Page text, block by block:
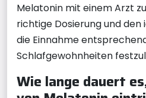
Melatonin mit einem Arzt
richtige Dosierung und
die Einnahme
Schlafgewohnheiten
Wie lange dauert